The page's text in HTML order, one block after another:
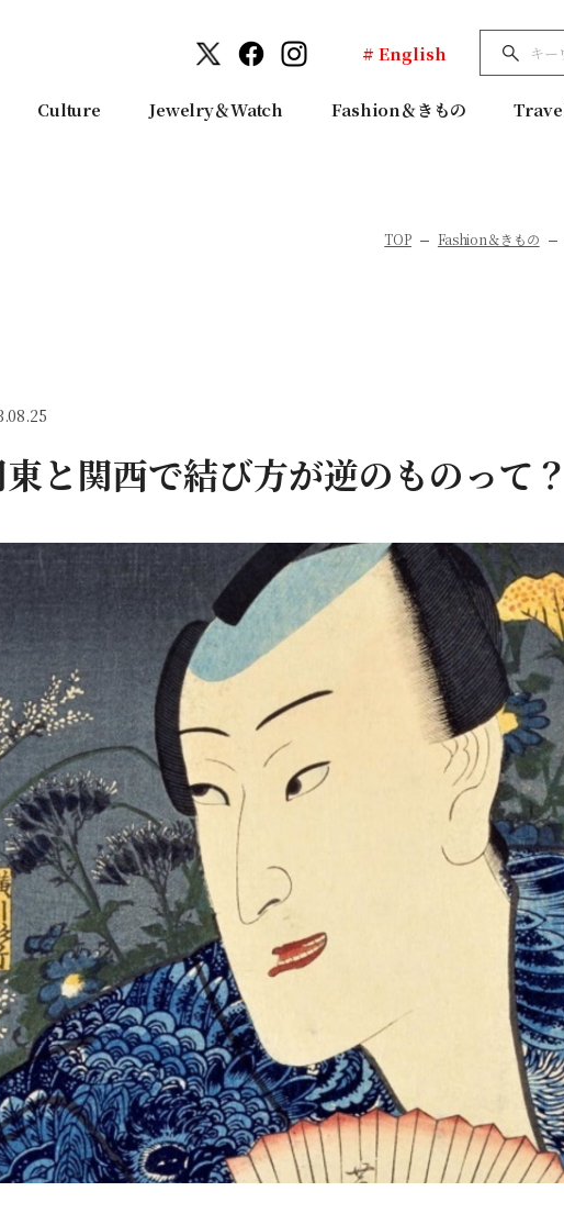
# English
Culture Jewelry＆Watch Fashion＆きもの
TOP Fashion＆きもの
東と関西で結び方が逆のものって